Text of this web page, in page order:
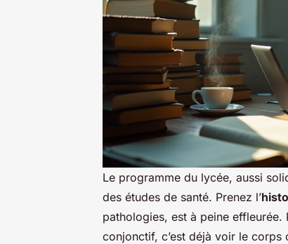
Le programme du lycée, aussi
des études de santé. Prenez l’
pathologies, est à peine
conjonctif, c’est déjà voir le corps